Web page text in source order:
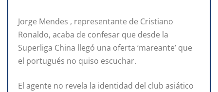
Jorge Mendes , representante de Cristiano
Ronaldo, acaba de confesar que desde la
Superliga China llegó una oferta ‘mareante’ que
el portugués no quiso escuchar.
El agente no revela la identidad del club asiático